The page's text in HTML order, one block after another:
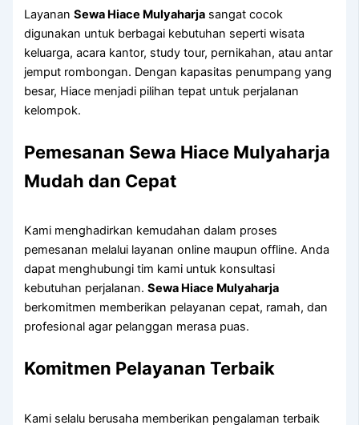
LayananSewa Hiace Mulyaharja sangat cocok
digunakan untuk berbagai kebutuhan seperti wisata
keluarga, acara kantor, study tour, pernikahan, atau antar
jemput rombongan. Dengan kapasitas penumpang yang
besar, Hiace menjadi pilihan tepat untuk perjalanan
kelompok.
Pemesanan Sewa Hiace Mulyaharja
Mudah dan Cepat
Kami menghadirkan kemudahan dalam proses
pemesanan melalui layanan online maupun offline. Anda
dapat menghubungi tim kami untuk konsultasi
kebutuhan perjalanan.Sewa Hiace Mulyaharja
berkomitmen memberikan pelayanan cepat, ramah, dan
profesional agar pelanggan merasa puas.
Komitmen Pelayanan Terbaik
Kami selalu berusaha memberikan pengalaman terbaik